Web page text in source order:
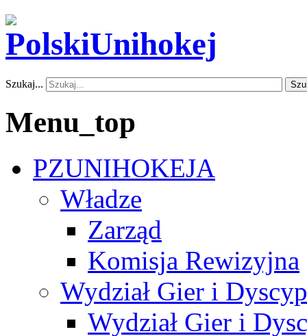
Szukaj...
Menu_top
PZUNIHOKEJA
Władze
Zarząd
Komisja Rewizyjna
Wydział Gier i
Wydział Gier i